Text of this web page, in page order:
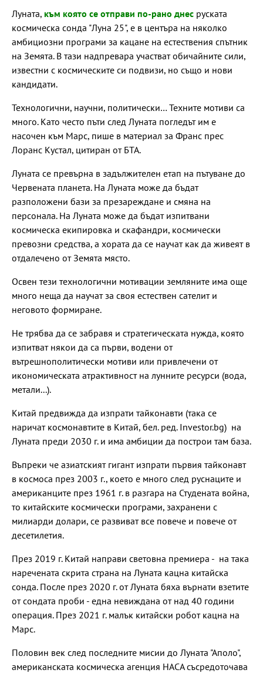
Луната, към която се отправи по-рано днес руската
космическа сонда "Луна 25", е в центъра на няколко
амбициозни програми за кацане на естествения спътник
на Земята. В тази надпревара участват обичайните сили,
известни с космическите си подвизи, но също и нови
кандидати.
Технологични, научни, политически… Техните мотиви са
много. Като често пъти след Луната погледът им е
насочен към Марс, пише в материал за Франс прес
Лоранс Кустал, цитиран от БТА.
Луната се превърна в задължителен етап на пътуване до
Червената планета. На Луната може да бъдат
разположени бази за презареждане и смяна на
персонала. На Луната може да бъдат изпитвани
космическа екипировка и скафандри, космически
превозни средства, а хората да се научат как да живеят в
отдалечено от Земята място.
Освен тези технологични мотивации земляните има още
много неща да научат за своя естествен сателит и
неговото формиране.
Не трябва да се забравя и стратегическата нужда, която
изпитват някои да са първи, водени от
вътрешнополитически мотиви или привлечени от
икономическата атрактивност на лунните ресурси (вода,
метали...).
Китай предвижда да изпрати тайконавти (така се
наричат космонавтите в Китай, бел. ред. Investor.bg) на
Луната преди 2030 г. и има амбиции да построи там база.
Въпреки че азиатският гигант изпрати първия тайконавт
в космоса през 2003 г., което е много след руснаците и
американците през 1961 г. в разгара на Студената война,
то китайските космически програми, захранени с
милиарди долари, се развиват все повече и повече от
десетилетия.
През 2019 г. Китай направи световна премиера - на така
наречената скрита страна на Луната кацна китайска
сонда. После през 2020 г. от Луната бяха върнати взетите
от сондата проби - една невиждана от над 40 години
операция. През 2021 г. малък китайски робот кацна на
Марс.
Половин век след последните мисии до Луната "Аполо",
американската космическа агенция НАСА съсредоточава